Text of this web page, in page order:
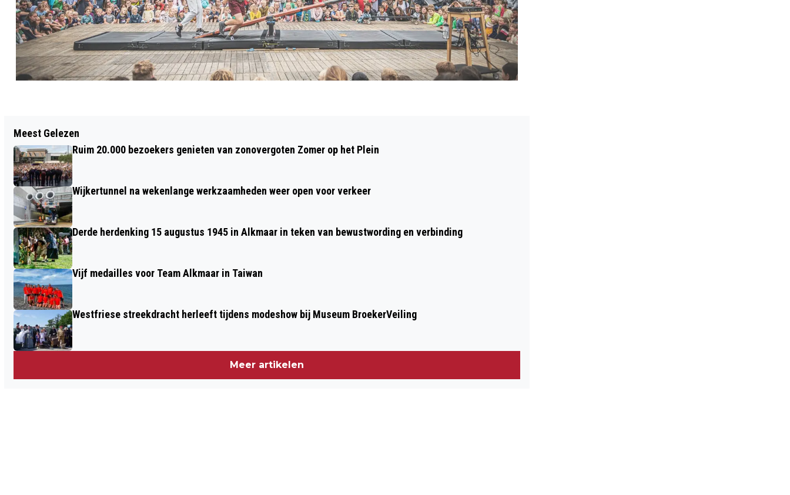
SCHADE BIJ AANRIJDING IN
HEERHUGOWAARD
EXEMPLAAR ‘MAMMA HARI’ VAN
Meest Gelezen
Ruim 20.000 bezoekers genieten van zonovergoten Zomer op het Plein
Wijkertunnel na wekenlange werkzaamheden weer open voor verkeer
Derde herdenking 15 augustus 1945 in Alkmaar in teken van bewustwording en verbinding
Vijf medailles voor Team Alkmaar in Taiwan
Westfriese streekdracht herleeft tijdens modeshow bij Museum BroekerVeiling
Meer artikelen